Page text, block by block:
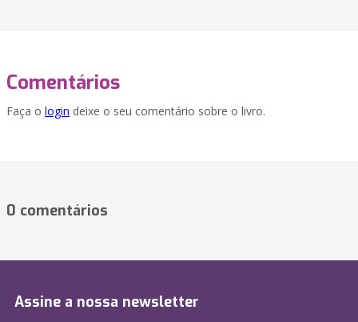
Comentários
Faça o login deixe o seu comentário sobre o livro.
0 comentários
Assine a nossa newsletter